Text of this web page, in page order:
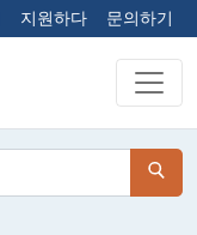
지원하다 문의하기